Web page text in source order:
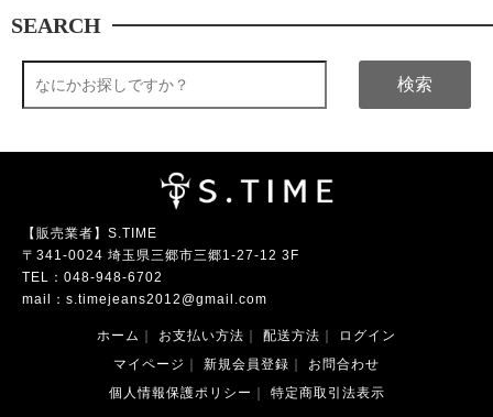
SEARCH
検索
【販売業者】S.TIME
〒341-0024 埼玉県三郷市三郷1-27-12 3F
TEL： 048-948-6702
mail： s.timejeans2012@gmail.com
ホーム お支払い方法 配送方法
ログイン
マイページ
新規会員登録
お問合わせ
個人情報保護ポリシー
特定商取引法表示